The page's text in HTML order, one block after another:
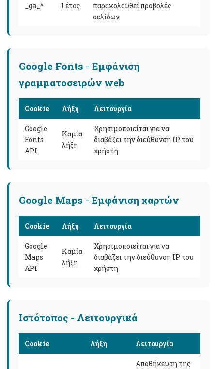
_ga_* 1 έτος
παρακολουθεί προβολές
σελίδων
Google Fonts - Εμφάνιση
γραμματοσειρών web
Cookie Λήξη Λειτουργία
Google
Fonts
API
Καμία
λήξη
Χρησιμοποιείται για να
διαβάζει την διεύθυνση IP του
χρήστη
Google Maps - Εμφάνιση χαρτών
Cookie Λήξη Λειτουργία
Google
Maps
API
Καμία
λήξη
Χρησιμοποιείται για να
διαβάζει την διεύθυνση IP του
χρήστη
Ιστότοπος - Λειτουργικά
Cookie Λήξη Λειτουργία
Αποθήκευση της